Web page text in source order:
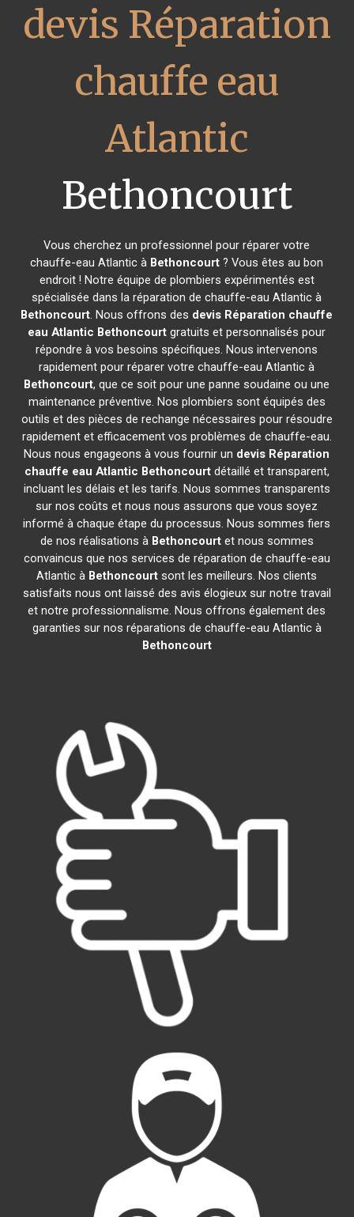
devis Réparation
chauffe eau
Atlantic
Bethoncourt
Vous cherchez un professionnel pour réparer votre
chauffe-eau Atlantic à Bethoncourt ? Vous êtes au bon
endroit ! Notre équipe de plombiers expérimentés est
spécialisée dans la réparation de chauffe-eau Atlantic à
Bethoncourt. Nous offrons des devis Réparation chauffe
eau Atlantic Bethoncourt gratuits et personnalisés pour
répondre à vos besoins spécifiques. Nous intervenons
rapidement pour réparer votre chauffe-eau Atlantic à
Bethoncourt, que ce soit pour une panne soudaine ou une
maintenance préventive. Nos plombiers sont équipés des
outils et des pièces de rechange nécessaires pour résoudre
rapidement et efficacement vos problèmes de chauffe-eau.
Nous nous engageons à vous fournir un devis Réparation
chauffe eau Atlantic Bethoncourtdétaillé et transparent,
incluant les délais et les tarifs. Nous sommes transparents
sur nos coûts et nous nous assurons que vous soyez
informé à chaque étape du processus. Nous sommes fiers
de nos réalisations à Bethoncourtet nous sommes
convaincus que nos services de réparation de chauffe-eau
Atlantic à Bethoncourt sont les meilleurs. Nos clients
satisfaits nous ont laissé des avis élogieux sur notre travail
et notre professionnalisme. Nous offrons également des
garanties sur nos réparations de chauffe-eau Atlantic à
Bethoncourt